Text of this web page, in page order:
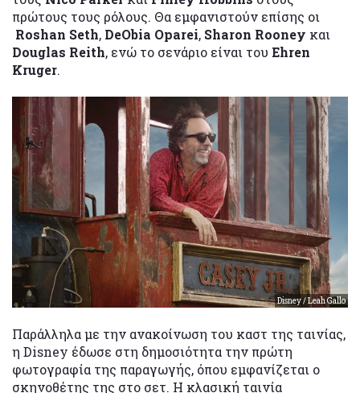
πρώτους τους ρόλους. Θα εμφανιστούν επίσης οι
Roshan Seth, DeObia Oparei, Sharon Rooney και
Douglas Reith, ενώ το σενάριο είναι του Ehren
Kruger.
Disney / Leah Gallo
Παράλληλα με την ανακοίνωση του καστ της ταινίας,
η Disney έδωσε στη δημοσιότητα την πρώτη
φωτογραφία της παραγωγής, όπου εμφανίζεται ο
σκηνοθέτης της στο σετ. Η κλασική ταινία